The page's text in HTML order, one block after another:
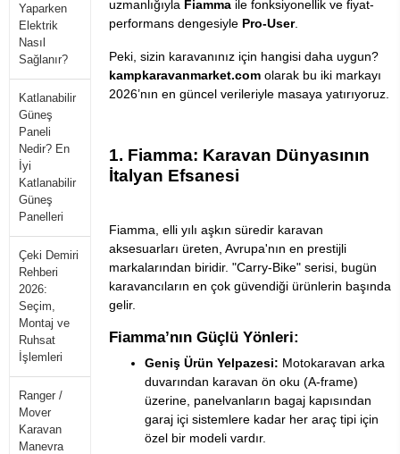
Yaparken
Elektrik
Nasıl
Sağlanır?
Katlanabilir
Güneş
Paneli
Nedir? En
İyi
Katlanabilir
Güneş
Panelleri
Çeki Demiri
Rehberi
2026:
Seçim,
Montaj ve
Ruhsat
İşlemleri
Ranger /
Mover
Karavan
Manevra
uzmanlığıyla Fiamma ile fonksiyonellik ve fiyat-
performans dengesiyle Pro-User.
Peki, sizin karavanınız için hangisi daha uygun?
kampkaravanmarket.com olarak bu iki markayı
2026’nın en güncel verileriyle masaya yatırıyoruz.
1. Fiamma: Karavan Dünyasının
İtalyan Efsanesi
Fiamma, elli yılı aşkın süredir karavan
aksesuarları üreten, Avrupa'nın en prestijli
markalarından biridir. "Carry-Bike" serisi, bugün
karavancıların en çok güvendiği ürünlerin başında
gelir.
Fiamma’nın Güçlü Yönleri:
Geniş Ürün Yelpazesi: Motokaravan arka
duvarından karavan ön oku (A-frame)
üzerine, panelvanların bagaj kapısından
garaj içi sistemlere kadar her araç tipi için
özel bir modeli vardır.